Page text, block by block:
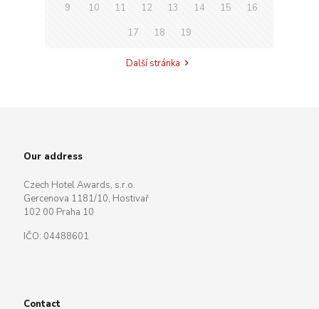
9
10 11 12 13 14 15
16
17
18 19
Další stránka
Our address
Czech Hotel Awards, s.r.o.
Gercenova 1181/10, Hostivař
102 00 Praha 10
IČO: 04488601
Contact